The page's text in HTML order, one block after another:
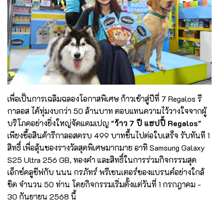
เพื่อเป็นการเฉลิมฉลองโอกาสพิเศษ ก้าวเข้าสู่ปีที่ 7 Regalos รี
กาลอส ได้ทุ่มงบกว่า 50 ล้านบาท ตอบแทนความไว้วางใจจากผู้
บริโภคอย่างยิ่งใหญ่จัดแคมเปญ"ว้าว 7 ปี แฮปปี้ Regalos"
เพียงซื้อสินค้ารีกาลอสครบ 499 บาทขึ้นไปต่อใบเสร็จ รับทันที 1
สิทธิ์ เพื่อลุ้นของรางวัลสุดพิเศษมากมาย อาทิ Samsung Galaxy
S25 Ultra 256 GB, ทองคำ และสิทธิ์ในการร่วมกิจกรรมสุด
เอ็กซ์คลูซีฟกับ นนน กรภัทร์ พรีเซนเตอร์ของแบรนด์อย่างใกล้
ชิด จำนวน 50 ท่าน โดยกิจกรรมเริ่มตั้งแต่วันที่ 1 กรกฎาคม -
30 กันยายน 2568 นี้